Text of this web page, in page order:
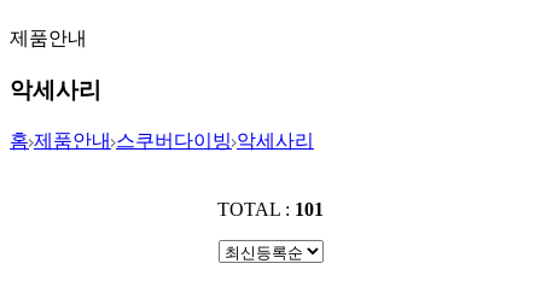
제품안내
악세사리
홈 제품안내 스쿠버다이빙 악세사리
TOTAL : 101